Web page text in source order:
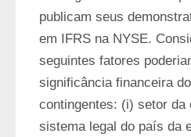
publicam seus
em IFRS na NYSE.
seguintes fatores
significância financeira
contingentes: (i) setor da
sistema legal do país da